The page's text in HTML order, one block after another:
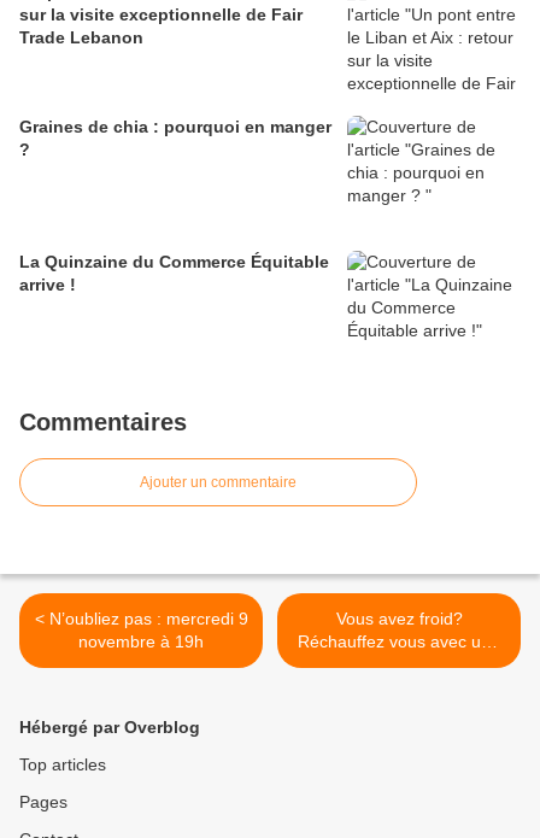
sur la visite exceptionnelle de Fair
Trade Lebanon
Graines de chia : pourquoi en manger
?
La Quinzaine du Commerce Équitable
arrive !
Commentaires
Ajouter un commentaire
< N’oubliez pas : mercredi 9
novembre à 19h
Vous avez froid?
Réchauffez vous avec une
soupe aux lentilles corail
Hébergé par Overblog
Top articles
Pages